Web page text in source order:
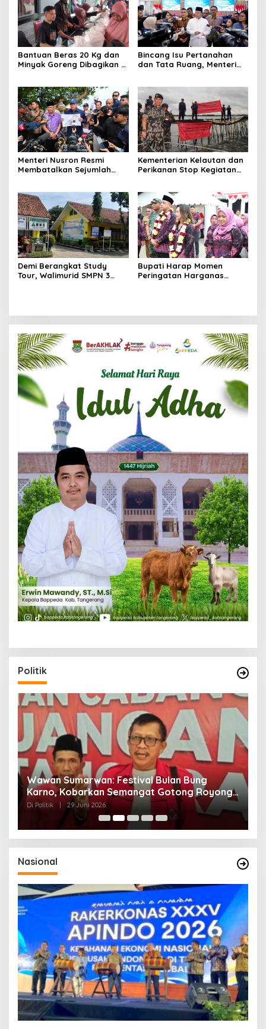
Bantuan Beras 20 Kg dan
Minyak Goreng Dibagikan di
Bincang Isu Pertanahan
dan Tata Ruang, Menteri
Penyelesaian Pagar Laut di
Kabupaten Tangerang dan
Bekasi
Menteri Nusron Resmi
Membatalkan Sejumlah
Kohod Tangerang
Kementerian Kelautan dan
Perikanan Stop Kegiatan
Demi Berangkat Study
Tour, Walimurid SMPN 3
Bupati Harap Momen
Peringatan Harganas
Politik
Festival Bulan Bung
Gotong Royong
DPC PDI Perjuangan
Hidupkan Api
Festival Bulan Bung
Di Politik 29 Juni 2026
Nasional